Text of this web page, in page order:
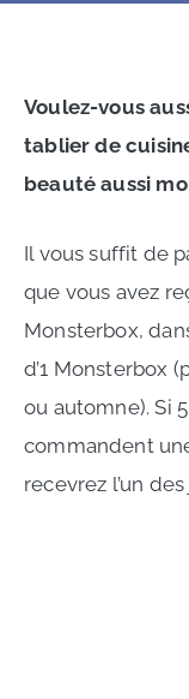
Voulez-vous
tablier de
beauté aussi
Il vous suffit de
que vous avez
Monsterbox,
d’1 Monsterbox
ou automne). Si
commandent
recevrez l’un